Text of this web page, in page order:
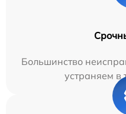
Большинство
устраняем в